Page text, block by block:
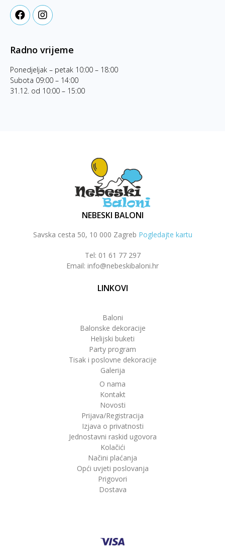
Radno vrijeme
Ponedjeljak – petak 10:00 – 18:00
Subota 09:00 – 14:00
31.12. od 10:00 – 15:00
NEBESKI BALONI
Savska cesta 50, 10 000 Zagreb Pogledajte kartu
Tel: 01 61 77 297
Email: info@nebeskibaloni.hr
LINKOVI
Baloni
Balonske dekoracije
Helijski buketi
Party program
Tisak i poslovne dekoracije
Galerija
O nama
Kontakt
Novosti
Prijava/Registracija
Izjava o privatnosti
Jednostavni raskid ugovora
Kolačići
Načini plaćanja
Opći uvjeti poslovanja
Prigovori
Dostava